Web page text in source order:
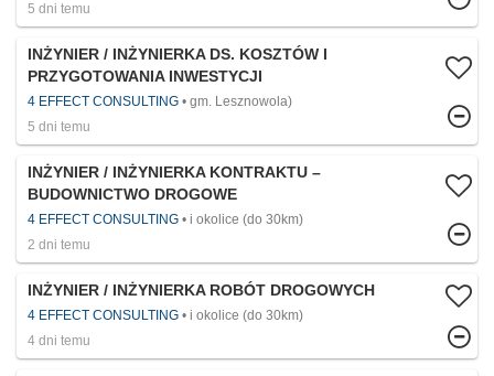
5 dni temu
INŻYNIER / INŻYNIERKA DS. KOSZTÓW I
PRZYGOTOWANIA INWESTYCJI
4 EFFECT CONSULTING
gm. Lesznowola)
5 dni temu
INŻYNIER / INŻYNIERKA KONTRAKTU –
BUDOWNICTWO DROGOWE
4 EFFECT CONSULTING
i okolice (do 30km)
2 dni temu
INŻYNIER / INŻYNIERKA ROBÓT DROGOWYCH
4 EFFECT CONSULTING
i okolice (do 30km)
4 dni temu